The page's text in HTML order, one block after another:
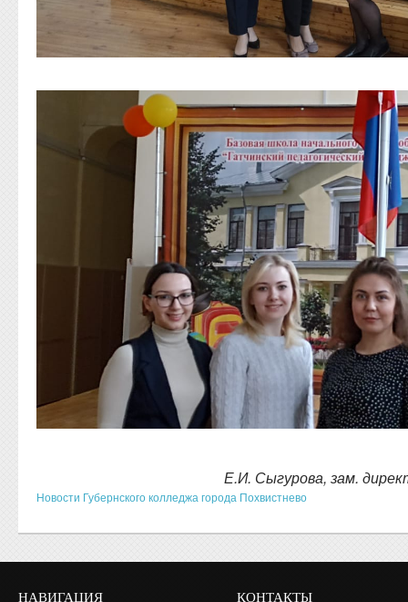
Е.И. Сыгурова, зам.
Новости Губернского колледжа города Похвистнево
НАВИГАЦИЯ КОНТАКТЫ